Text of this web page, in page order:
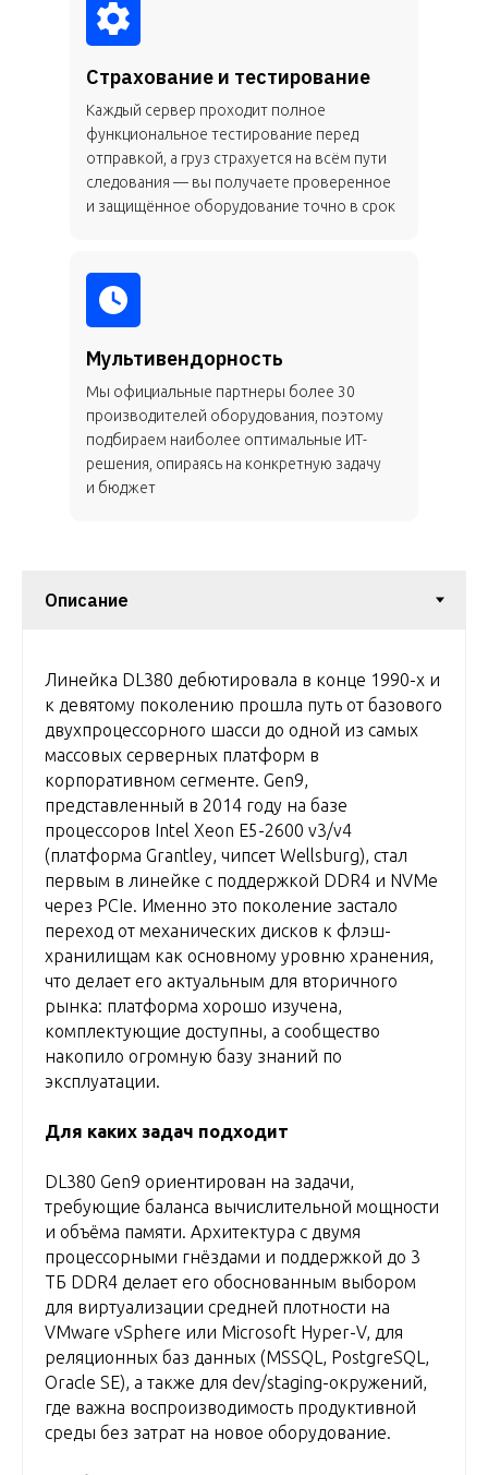
Страхование и тестирование
Каждый сервер проходит полное
функциональное тестирование перед
отправкой, а груз страхуется на всём пути
следования — вы получаете проверенное
и защищённое оборудование точно в срок
Мультивендорность
Мы официальные партнеры более 30
производителей оборудования, поэтому
подбираем наиболее оптимальные ИТ-
решения, опираясь на конкретную задачу
и бюджет
Линейка DL380 дебютировала в конце 1990-х и
к девятому поколению прошла путь от базового
двухпроцессорного шасси до одной из самых
массовых серверных платформ в
корпоративном сегменте. Gen9,
представленный в 2014 году на базе
процессоров Intel Xeon E5-2600 v3/v4
(платформа Grantley, чипсет Wellsburg), стал
первым в линейке с поддержкой DDR4 и NVMe
через PCIe. Именно это поколение застало
переход от механических дисков к флэш-
хранилищам как основному уровню хранения,
что делает его актуальным для вторичного
рынка: платформа хорошо изучена,
комплектующие доступны, а сообщество
накопило огромную базу знаний по
эксплуатации.
Для каких задач подходит
DL380 Gen9 ориентирован на задачи,
требующие баланса вычислительной мощности
и объёма памяти. Архитектура с двумя
процессорными гнёздами и поддержкой до 3
ТБ DDR4 делает его обоснованным выбором
для виртуализации средней плотности на
VMware vSphere или Microsoft Hyper-V, для
реляционных баз данных (MSSQL, PostgreSQL,
Oracle SE), а также для dev/staging-окружений,
где важна воспроизводимость продуктивной
среды без затрат на новое оборудование.